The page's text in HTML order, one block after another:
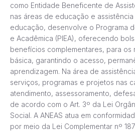
como Entidade Beneficente de
nas áreas de educação e
educação, desenvolve o Programa
e Acadêmica (PIEA), oferecendo
benefícios complementares, para os
básica, garantindo o acesso,
aprendizagem. Na área de
serviços, programas e projetos nas
atendimento, assessoramento,
de acordo com o Art. 3º da Lei
Social. A ANEAS atua em
por meio da Lei Complementar nº